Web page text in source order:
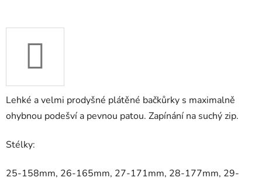
Lehké a velmi prodyšné plátěné bačkůrky s maximalně
ohybnou podešví a pevnou patou. Zapínání na suchý zip.
Stélky:
25-158mm, 26-165mm, 27-171mm, 28-177mm, 29-